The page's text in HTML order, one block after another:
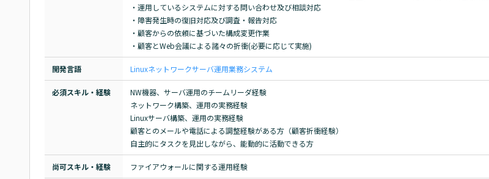
・運用しているシステムに対する問い合わせ及び相談対応
・障害発生時の復旧対応及び調査・報告対応
・顧客からの依頼に基づいた構成変更作業
・顧客とWeb会議による諸々の折衝(必要に応じて実施)
開発言語 Linuxネットワークサーバ運用業務システム
必須スキル・経験
NW機器、サーバ運用のチームリーダ経験
ネットワーク構築、運用の実務経験
Linuxサーバ構築、運用の実務経験
顧客とのメールや電話による調整経験がある方（顧客折衝経験）
自主的にタスクを見出しながら、能動的に活動できる方
尚可スキル・経験 ファイアウォールに関する運用経験